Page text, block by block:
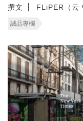
撰文 FLiPER（云
誠品專欄